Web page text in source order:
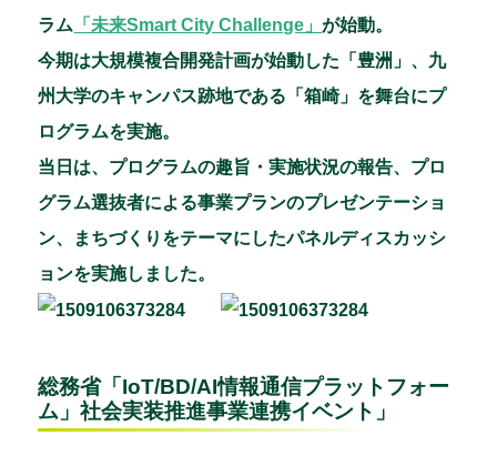
ラム 「未来Smart City Challenge」が始動。
今期は大規模複合開発計画が始動した「豊洲」、九
州大学のキャンパス跡地である「箱崎」を舞台にプ
ログラムを実施。
当日は、プログラムの趣旨・実施状況の報告、プロ
グラム選抜者による事業プランのプレゼンテーショ
ン、まちづくりをテーマにしたパネルディスカッシ
ョンを実施しました。
総務省「IoT/BD/AI情報通信プラットフォー
ム」社会実装推進事業連携イベント」